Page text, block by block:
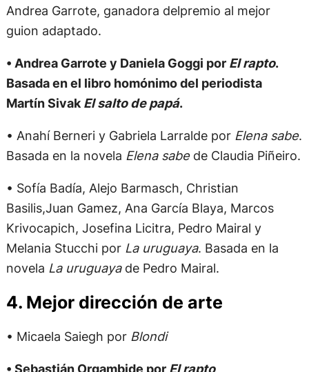
Andrea Garrote, ganadora delpremio al mejor
guion adaptado.
• Andrea Garrote y Daniela Goggi por El rapto.
Basada en el libro homónimo del periodista
Martín Sivak El salto de papá.
• Anahí Berneri y Gabriela Larralde por Elena sabe.
Basada en la novela Elena sabe de Claudia Piñeiro.
• Sofía Badía, Alejo Barmasch, Christian
Basilis,Juan Gamez, Ana García Blaya, Marcos
Krivocapich, Josefina Licitra, Pedro Mairal y
Melania Stucchi porLa uruguaya. Basada en la
novela La uruguayade Pedro Mairal.
4. Mejor dirección de arte
• Micaela Saiegh por Blondi
• Sebastián Orgambide porEl rapto